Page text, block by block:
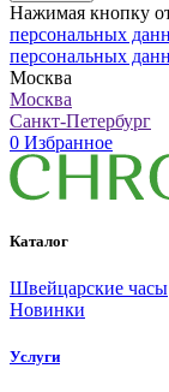
Нажимая кнопку
персональных
персональных
Москва
Москва
Санкт-Петербург
0 Избранное
Каталог
Швейцарские часы
Новинки
Услуги